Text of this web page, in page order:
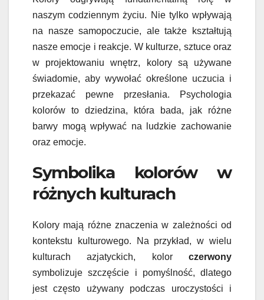
naszym codziennym życiu. Nie tylko wpływają
na nasze samopoczucie, ale także kształtują
nasze emocje i reakcje. W kulturze, sztuce oraz
w projektowaniu wnętrz, kolory są używane
świadomie, aby wywołać określone uczucia i
przekazać pewne przesłania. Psychologia
kolorów to dziedzina, która bada, jak różne
barwy mogą wpływać na ludzkie zachowanie
oraz emocje.
Symbolika kolorów w
różnych kulturach
Kolory mają różne znaczenia w zależności od
kontekstu kulturowego. Na przykład, w wielu
kulturach azjatyckich, kolor czerwony
symbolizuje szczęście i pomyślność, dlatego
jest często używany podczas uroczystości i